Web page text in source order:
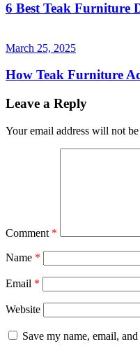
6 Best Teak Furniture
March 25, 2025
How Teak Furniture
Leave a Reply
Your email address will not
Comment *
Name *
Email *
Website
Save my name, email,